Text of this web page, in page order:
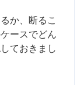
か、断るこ
ースでどん
ておきまし